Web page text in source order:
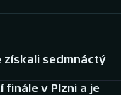
získali sedmnáctý
finále v Plzni a je